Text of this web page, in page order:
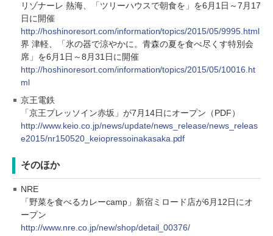
リゾナーレ 熱海、「ツリーハウスで朝食を」を6月1日～7月17
日に開催
http://hoshinoresort.com/information/topics/2015/05/9995.html
界 津軽、「氷の器で涼やかに。青森の夏を食べ尽くす特別会
席」を6月1日～8月31日に開催
http://hoshinoresort.com/information/topics/2015/05/10016.ht
ml
京王電鉄
「京王プレッソイン赤坂」が7月14日にオープン（PDF）
http://www.keio.co.jp/news/update/news_release/news_releas
e2015/nr150520_keiopressoinakasaka.pdf
そのほか
NRE
「野菜を食べるカレーcamp」新宿ミロード店が6月12日にオ
ープン
http://www.nre.co.jp/new/shop/detail_00376/